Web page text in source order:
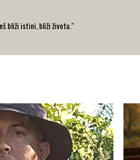
bliži istini, bliži životu."